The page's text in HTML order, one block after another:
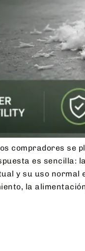
compradores
es sencilla:
y su uso
la